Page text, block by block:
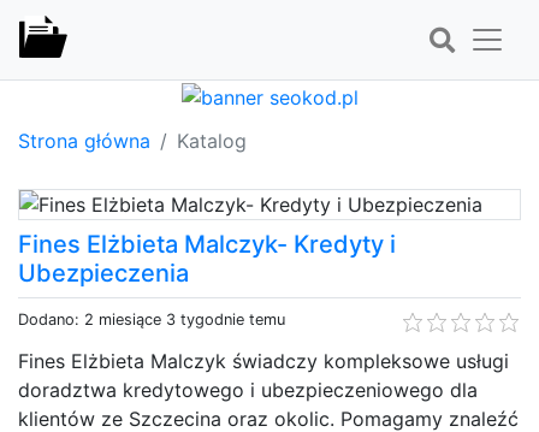
Strona główna Katalog
Fines Elżbieta Malczyk- Kredyty i
Ubezpieczenia
Dodano: 2 miesiące 3 tygodnie temu
Fines Elżbieta Malczyk świadczy kompleksowe usługi
doradztwa kredytowego i ubezpieczeniowego dla
klientów ze Szczecina oraz okolic. Pomagamy znaleźć